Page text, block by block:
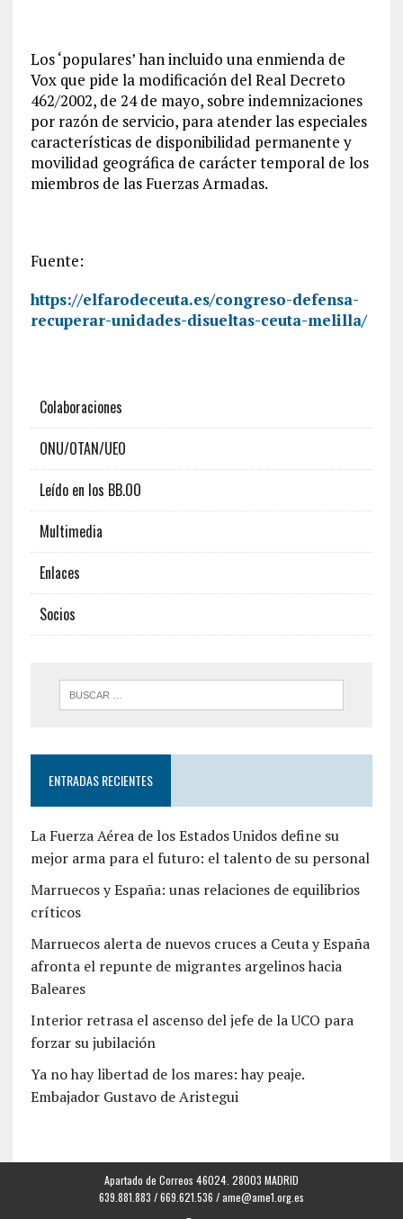
Los ‘populares’ han incluido una enmienda de
Vox que pide la modificación del Real Decreto
462/2002, de 24 de mayo, sobre indemnizaciones
por razón de servicio, para atender las especiales
características de disponibilidad permanente y
movilidad geográfica de carácter temporal de los
miembros de las Fuerzas Armadas.
Fuente:
https://elfarodeceuta.es/congreso-defensa-
recuperar-unidades-disueltas-ceuta-melilla/
Colaboraciones
ONU/OTAN/UEO
Leído en los BB.OO
Multimedia
Enlaces
Socios
ENTRADAS RECIENTES
La Fuerza Aérea de los Estados Unidos define su
mejor arma para el futuro: el talento de su personal
Marruecos y España: unas relaciones de equilibrios
críticos
Marruecos alerta de nuevos cruces a Ceuta y España
afronta el repunte de migrantes argelinos hacia
Baleares
Interior retrasa el ascenso del jefe de la UCO para
forzar su jubilación
Ya no hay libertad de los mares: hay peaje.
Embajador Gustavo de Aristegui
Apartado de Correos 46024. 28003 MADRID
639.881.883 / 669.621.536 /ame@ame1.org.es